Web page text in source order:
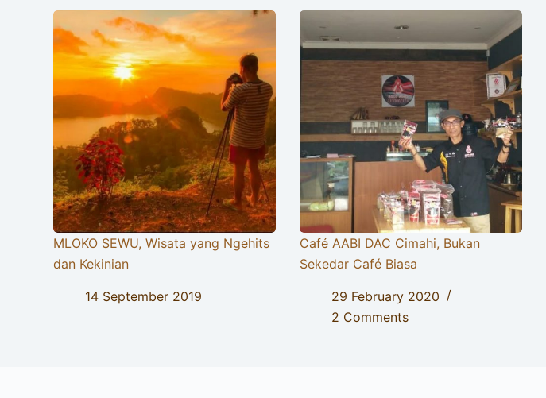
MLOKO SEWU, Wisata yang Ngehits
dan Kekinian
14 September 2019
Café AABI DAC Cimahi, Bukan
Sekedar Café Biasa
29 February 2020
2 Comments